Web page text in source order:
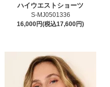
ハイウエストショーツ
S-MJ0501336
16,000円(税込17,600円)